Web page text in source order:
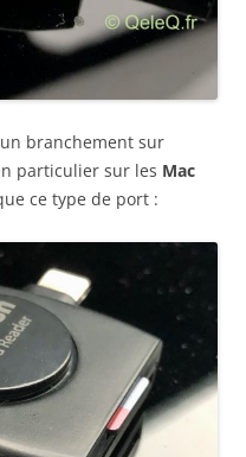
branchement sur
particulier sur les Mac
ce type de port :